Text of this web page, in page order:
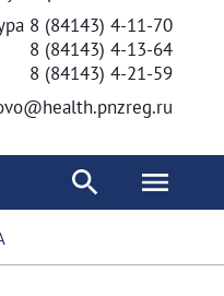
8 (84143) 4-11-70
8 (84143) 4-13-64
8 (84143) 4-21-59